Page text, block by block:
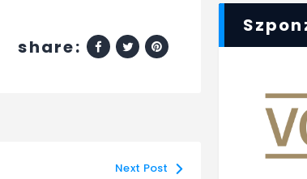
share:
Next Post